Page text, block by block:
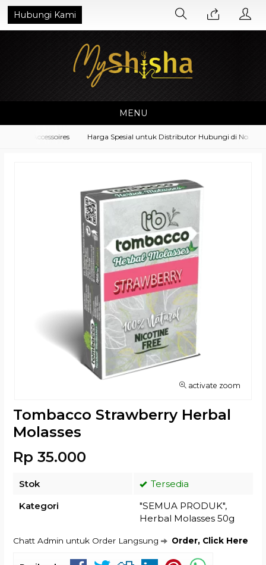
Hubungi Kami
MENU
Accessoires Harga Spesial untuk Distributor Hubungi di No.
activate zoom
Tombacco Strawberry Herbal
Molasses
Rp 35.000
Stok
Tersedia
Kategori
"SEMUA PRODUK",
Herbal Molasses 50g
Chatt Admin untuk Order Langsung Order, Click Here